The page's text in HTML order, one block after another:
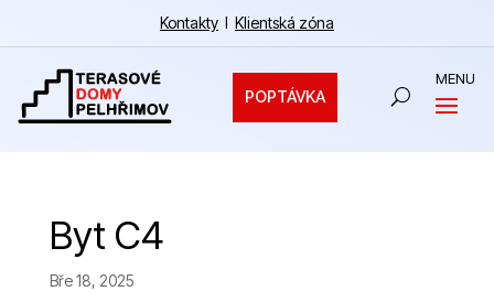
Kontakty I Klientská zóna
POPTÁVKA
Byt C4
Bře 18, 2025